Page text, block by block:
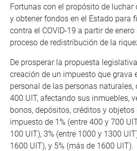
Fortunas con el propósito de
y obtener fondos en el Estado para
contra el COVID-19 a partir de
proceso de redistribución de la
De prosperar la propuesta
creación de un impuesto que grava
personal de las personas
400 UIT, afectando sus inmuebles,
bonos, depósitos, créditos y objetos
impuesto de 1% (entre 400 y 700
100 UIT), 3% (entre 1000 y 1300
1600 UIT), y 5% (más de 1600 UIT).